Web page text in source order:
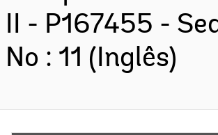
II - P167455 -
No : 11 (Inglês)